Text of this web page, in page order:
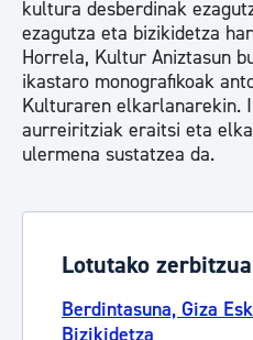
kultura desberdinak
ezagutza eta bizikidetza
Horrela, Kultur Aniztasun
ikastaro monografikoak
Kulturaren elkarlanarekin.
aurreiritziak eraitsi eta
ulermena sustatzea da.
Lotutako zerbitzua
Berdintasuna, Giza